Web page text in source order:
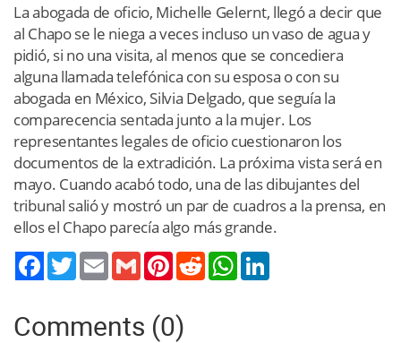
La abogada de oficio, Michelle Gelernt, llegó a decir que
al Chapo se le niega a veces incluso un vaso de agua y
pidió, si no una visita, al menos que se concediera
alguna llamada telefónica con su esposa o con su
abogada en México, Silvia Delgado, que seguía la
comparecencia sentada junto a la mujer. Los
representantes legales de oficio cuestionaron los
documentos de la extradición. La próxima vista será en
mayo. Cuando acabó todo, una de las dibujantes del
tribunal salió y mostró un par de cuadros a la prensa, en
ellos el Chapo parecía algo más grande.
TwitterEmail Gmail PinterestReddit WhatsApp
Comments (0)